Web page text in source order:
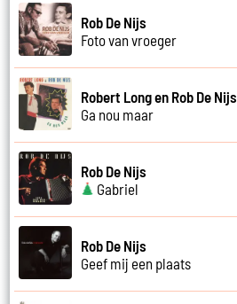
Rob De Nijs
Foto van vroeger
Robert Long en Rob De Nijs
Ga nou maar
Rob De Nijs
Gabriel
Rob De Nijs
Geef mij een plaats